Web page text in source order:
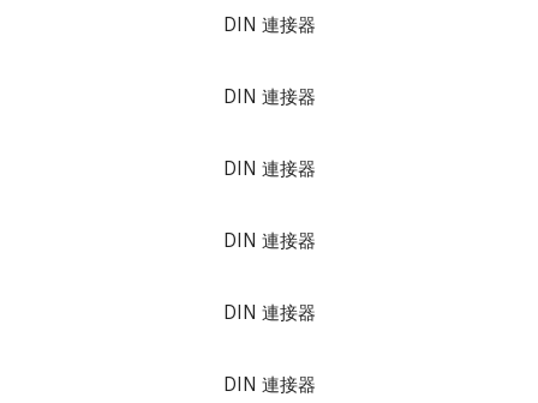
DIN 連接器
DIN 連接器
DIN 連接器
DIN 連接器
DIN 連接器
DIN 連接器